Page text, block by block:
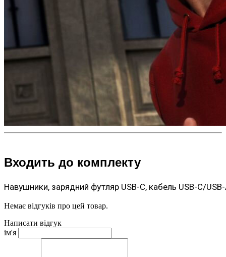
Входить до комплекту
Навушники, зарядний футляр USB-C, кабель USB-C/
Немає відгуків про цей товар.
Написати відгук
ім'я